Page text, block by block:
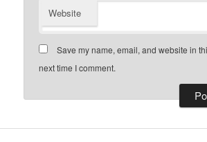
Website
Save my name, email, and website in
next time I comment.